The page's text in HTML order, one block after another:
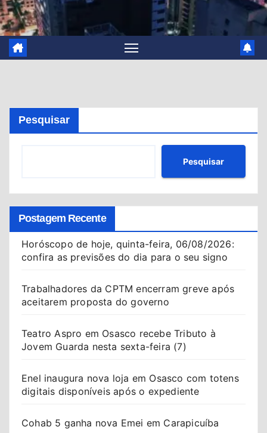
Pesquisar
Pesquisar
Postagem Recente
Horóscopo de hoje, quinta-feira, 06/08/2026:
confira as previsões do dia para o seu signo
Trabalhadores da CPTM encerram greve após
aceitarem proposta do governo
Teatro Aspro em Osasco recebe Tributo à
Jovem Guarda nesta sexta-feira (7)
Enel inaugura nova loja em Osasco com totens
digitais disponíveis após o expediente
Cohab 5 ganha nova Emei em Carapicuíba